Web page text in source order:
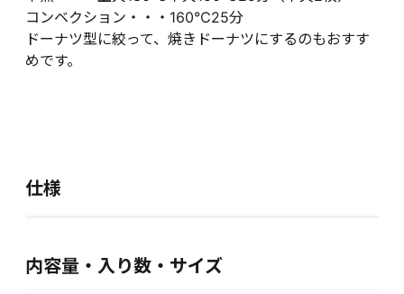
コンベクション・・・160℃25分
ドーナツ型に絞って、焼きドーナツにするのもおすす
めです。
仕様
内容量・入り数・サイズ